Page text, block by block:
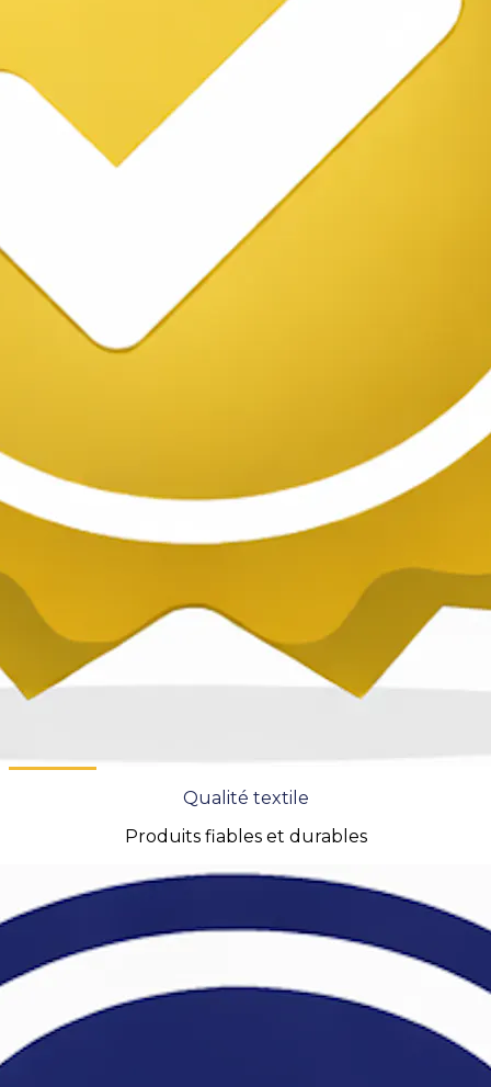
Qualité textile
Produits fiables et durables